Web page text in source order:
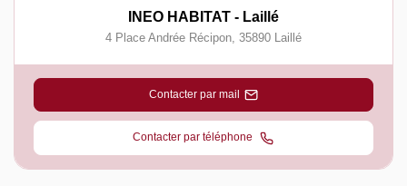
INEO HABITAT - Laillé
4 Place Andrée Récipon, 35890 Laillé
Contacter par mail
Contacter par téléphone